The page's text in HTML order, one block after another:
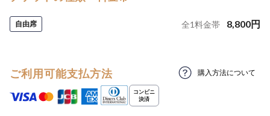
自由席 全1料金帯 8,800円
ご利用可能支払方法 購入方法について